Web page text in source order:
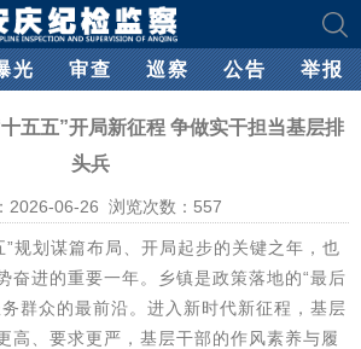
光 审查 巡察 公告 举报
十五五”开局新征程 争做实干担当基层排
头兵
2026-06-26 浏览次数： 557
”规划谋篇布局、开局起步的关键之年，也
奋进的重要一年。乡镇是政策落地的“最后
群众的最前沿。进入新时代新征程，基层
高、要求更严，基层干部的作风素养与履